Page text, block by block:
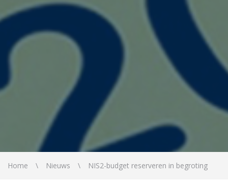
Home Nieuws NIS2-budget reserveren in begroting